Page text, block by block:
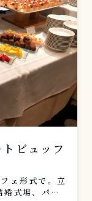
ビュッフ
ェ形式で。立
式場、パー